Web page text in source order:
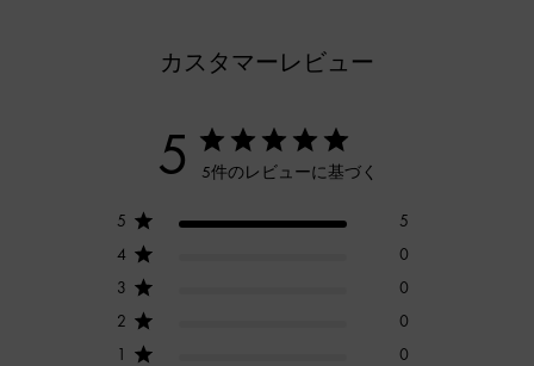
カスタマーレビュー
5 5件のレビューに基づく
5
5
4
0
3
0
2
0
1
0